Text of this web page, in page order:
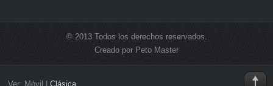
© 2013 Todos los derechos reservados.
Creado por Peto Master
Ver: Móvil | Clásica